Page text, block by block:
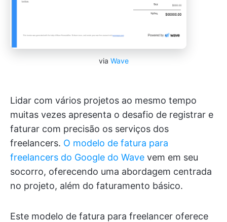
via Wave
Lidar com vários projetos ao mesmo tempo
muitas vezes apresenta o desafio de registrar e
faturar com precisão os serviços dos
freelancers. O modelo de fatura para
freelancers do Google do Wave vem em seu
socorro, oferecendo uma abordagem centrada
no projeto, além do faturamento básico.
Este modelo de fatura para freelancer oferece